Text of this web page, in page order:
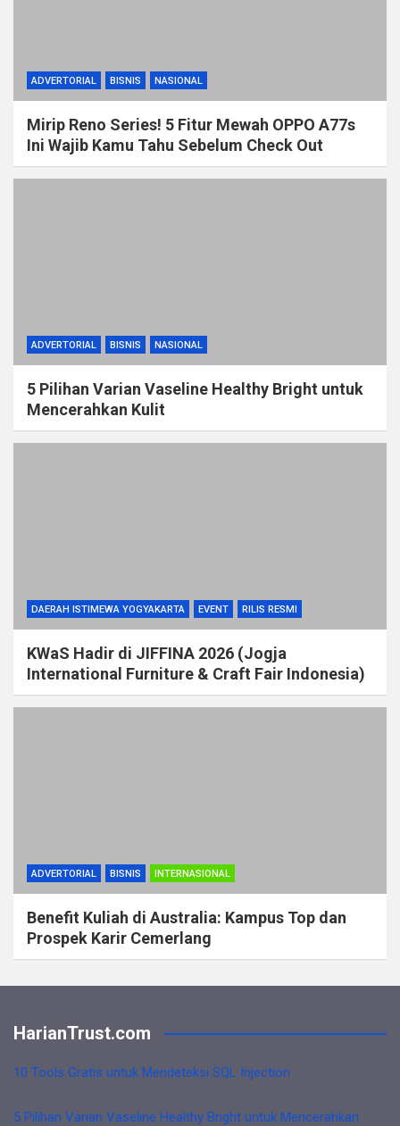
ADVERTORIAL BISNIS NASIONAL
Mirip Reno Series! 5 Fitur Mewah OPPO A77s
Ini Wajib Kamu Tahu Sebelum Check Out
ADVERTORIAL BISNIS NASIONAL
5 Pilihan Varian Vaseline Healthy Bright untuk
Mencerahkan Kulit
DAERAH ISTIMEWA YOGYAKARTA EVENT RILIS RESMI
KWaS Hadir di JIFFINA 2026 (Jogja
International Furniture & Craft Fair Indonesia)
ADVERTORIAL BISNIS INTERNASIONAL
Benefit Kuliah di Australia: Kampus Top dan
Prospek Karir Cemerlang
HarianTrust.com
10 Tools Gratis untuk Mendeteksi SQL Injection
5 Pilihan Varian Vaseline Healthy Bright untuk Mencerahkan